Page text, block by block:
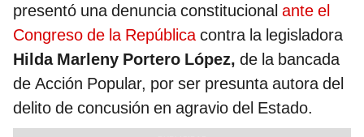
presentó una denuncia constitucional ante el
Congreso de la Repúblicacontra la legisladora
Hilda Marleny Portero López, de la bancada
de Acción Popular, por ser presunta autora del
delito de concusión en agravio del Estado.